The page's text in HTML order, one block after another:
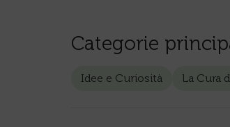
Categorie
Idee e Curiosità La Cura